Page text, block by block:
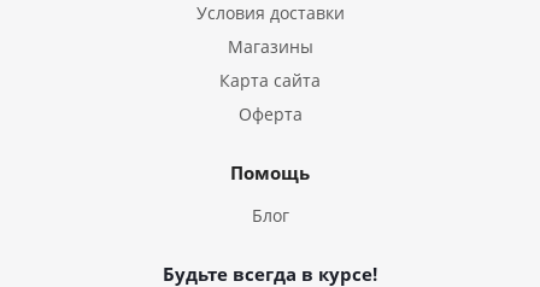
Условия доставки
Магазины
Карта сайта
Оферта
Помощь
Блог
Будьте всегда в курсе!